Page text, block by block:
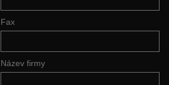
Fax
Název firmy